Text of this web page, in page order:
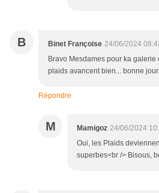
B Binet Françoise 24/06/2024
Bravo Mesdames pour ka
plaids avancent bien... bonne
Répondre
M Mamigoz 24/06/2024
Oui, les Plaids
superbes<br /> Bisous,